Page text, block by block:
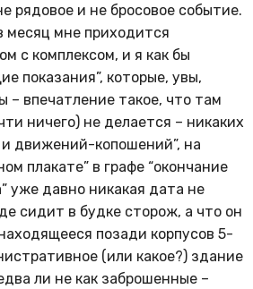
рядовое и не бросовое событие.
месяц мне приходится
с комплексом, и я как бы
показания”, которые, увы,
– впечатление такое, что там
ничего) не делается – никаких
движений-копошений”, на
плакате” в графе “окончание
уже давно никакая дата не
сидит в будке сторож, а что он
позади корпусов 5-
(или какое?) здание
ли не как заброшенные –